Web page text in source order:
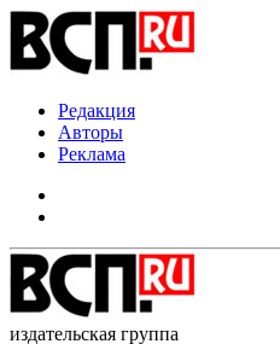
Редакция
Авторы
Реклама
издательская группа